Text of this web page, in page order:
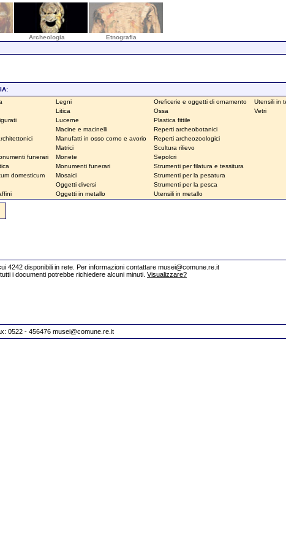
Archeologia Etnografia
funerari
domesticum
Legni
Litica
Lucerne
Macine e macinelli
Manufatti in osso corno e avorio
Matrici
Monete
Monumenti funerari
Mosaici
Oggetti diversi
Oggetti in metallo
Oreficerie e oggetti di ornamento
Ossa
Plastica fittile
Reperti archeobotanici
Reperti archeozoologici
Scultura rilievo
Sepolcri
Strumenti per filatura e tessitura
Strumenti per la pesatura
Strumenti per la pesca
Utensili in metallo
Utensili in
Vetri
4242 disponibili in rete. Per informazioni contattare musei@comune.re.it
potrebbe richiedere alcuni minuti. Visualizzare?
0522 - 456476 musei@comune.re.it